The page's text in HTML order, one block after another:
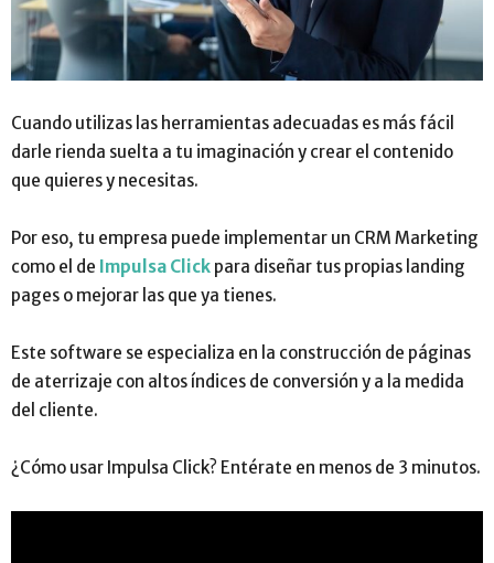
Cuando utilizas las herramientas adecuadas es más fácil
darle rienda suelta a tu imaginación y crear el contenido
que quieres y necesitas.
Por eso, tu empresa puede implementar un CRM Marketing
como el de Impulsa Click para diseñar tus propias landing
pages o mejorar las que ya tienes.
Este software se especializa en la construcción de páginas
de aterrizaje con altos índices de conversión y a la medida
del cliente.
¿Cómo usar Impulsa Click? Entérate en menos de 3 minutos.